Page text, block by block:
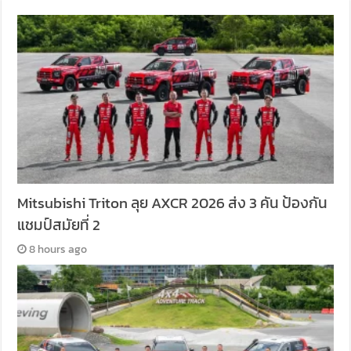
Mitsubishi Triton ลุย AXCR 2026 ส่ง 3 คัน ป้องกัน
แชมป์สมัยที่ 2
8 hours ago